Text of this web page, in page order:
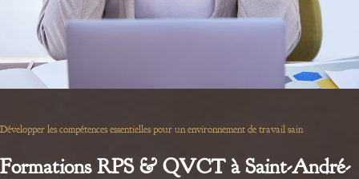
Développer les compétences essentielles pour un environnement de travail sain
Formations RPS & QVCT à Saint-André-